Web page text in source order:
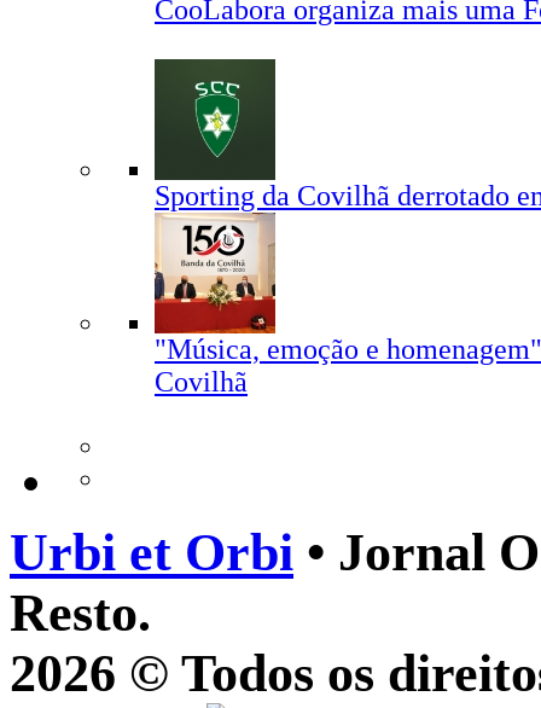
CooLabora organiza mais uma
Sporting da Covilhã derrotado
"Música, emoção e
Covilhã
Urbi et Orbi • Jornal
Resto.
2026 © Todos os